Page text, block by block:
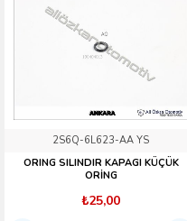
2S6Q-6L623-AA YS
ORING SILINDIR KAPAGI KÜÇÜK
ORİNG
₺25,00